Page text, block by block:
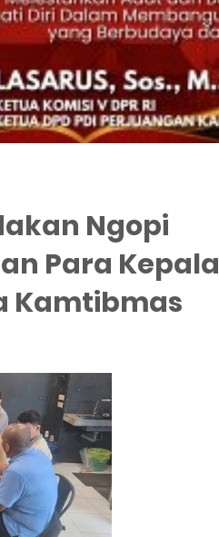
Ngopi
Para Kepala
Kamtibmas